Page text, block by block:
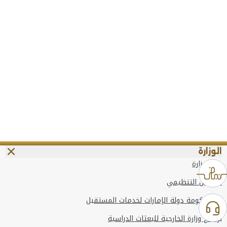
الوزارة
عن الوزارة
الهيكل التنظيمي
وعد حكومة دولة الإمارات لخدمات المستقبل
برنامج وزارة الخارجية للبعثات الدراسية